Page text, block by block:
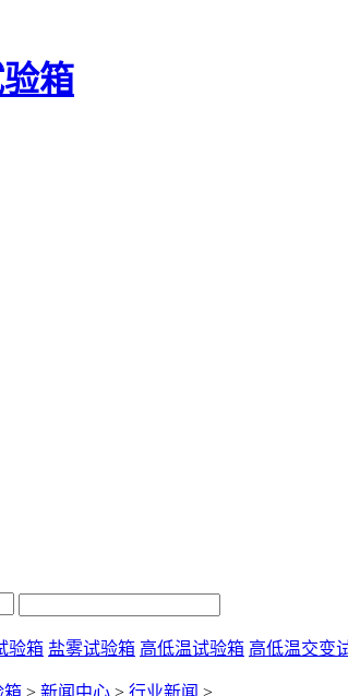
验箱 盐雾试验箱 高低温试验箱 高低温交变
箱 > 新闻中心 > 行业新闻 >